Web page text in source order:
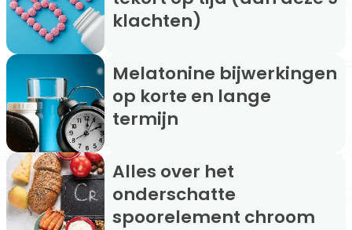
klachten)
Melatonine bijwerkingen
op korte en lange
termijn
Alles over het
onderschatte
spoorelement chroom